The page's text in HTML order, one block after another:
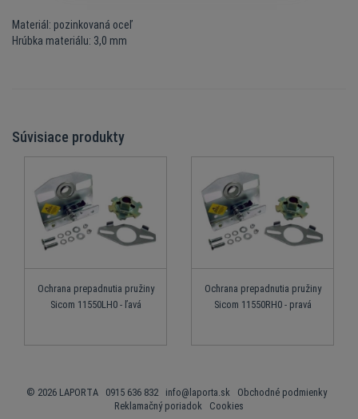
Materiál: pozinkovaná oceľ
Hrúbka materiálu: 3,0 mm
Súvisiace produkty
Ochrana prepadnutia pružiny
Sicom 11550LH0 - ľavá
Ochrana prepadnutia pružiny
Sicom 11550RH0 - pravá
© 2026 LAPORTA 0915 636 832 info@laporta.sk
Obchodné podmienky
Reklamačný poriadok
Cookies